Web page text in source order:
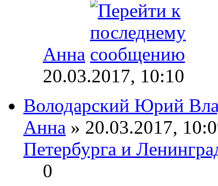
Анна
20.03.2017, 10:10
Володарский Юрий
Анна » 20.03.2017,
Петербурга и
0